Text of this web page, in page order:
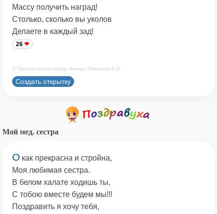
Массу получить наград!
Столько, сколько вы уколов
Делаете в каждый зад!
26
© Принадлежит сайту. Автор: Печенова В.В.
Создать открытку
Мой мед. сестра
О как прекрасна и стройна,
Моя любимая сестра.
В белом халате ходишь ты,
С тобою вместе будем мы!!!
Поздравить я хочу тебя,